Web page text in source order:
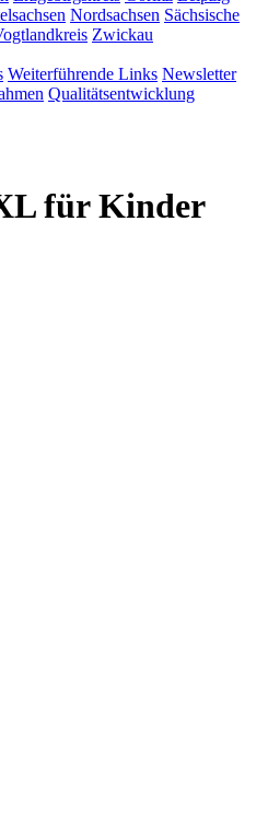
Nordsachsen Sächsische
Zwickau
Weiterführende Links Newsletter
Qualitätsentwicklung
für Kinder